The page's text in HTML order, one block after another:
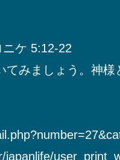
ケ 5:12-22
てみましょう。神